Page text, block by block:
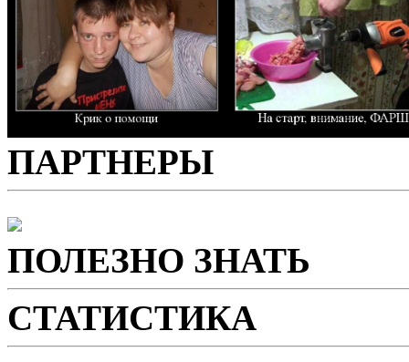
ПАРТНЕРЫ
ПОЛЕЗНО ЗНАТЬ
СТАТИСТИКА